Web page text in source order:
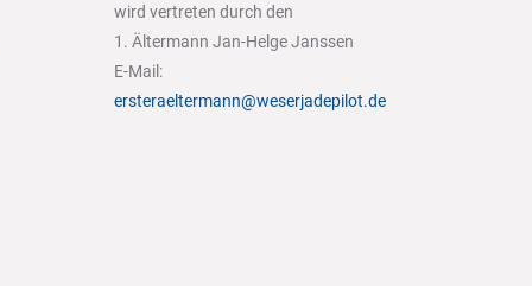
wird vertreten durch den
1. Ältermann Jan-Helge Janssen
E-Mail:
ersteraeltermann@weserjadepilot.de